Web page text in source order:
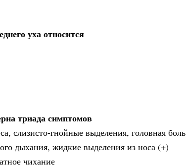
уха относится
триада симптомов
слизисто-гнойные выделения, головная боль
дыхания, жидкие выделения из носа (+)
чихание